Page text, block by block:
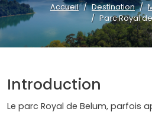
Accueil Destination
Parc Royal
Introduction
Le parc Royal de Belum, parfois